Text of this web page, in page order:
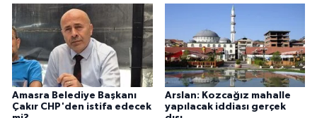
Amasra Belediye Başkanı
Çakır CHP'den istifa edecek
Arslan: Kozcağız mahalle
yapılacak iddiası gerçek